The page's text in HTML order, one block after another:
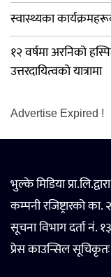
स्वास्थ्यका
१२ वर्षमा अरनिको
उत्तरदायित्वको यात्रामा
Advertise Expired !
भुल्के मिडिया
कम्पनी रजिष्ट्रारको
सूचना विभाग दर्ता नं.
प्रेस काउन्सिल